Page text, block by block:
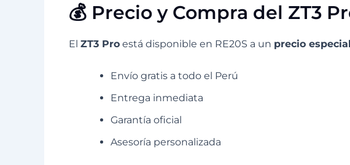
💰 Precio y Compra del ZT3
El ZT3 Pro está disponible en RE20S a un precio
Envío gratis a todo el Perú
Entrega inmediata
Garantía oficial
Asesoría personalizada